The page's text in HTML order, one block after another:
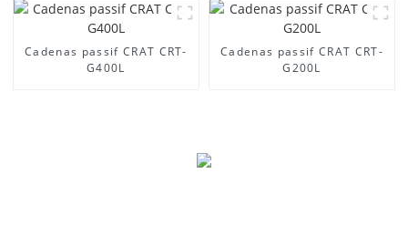
Cadenas passif CRAT CRT-
G400L
Cadenas passif CRAT CRT-
G200L